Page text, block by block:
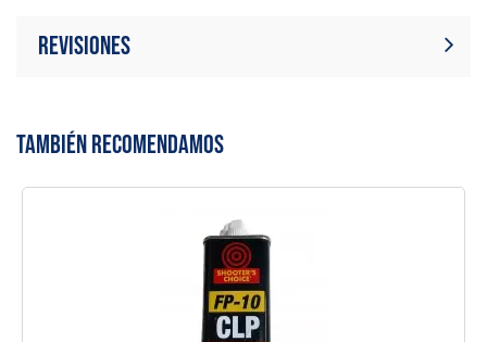
Revisiones
productos. Sé el primero en escribir
una reseña
TAMBIÉN RECOMENDAMOS